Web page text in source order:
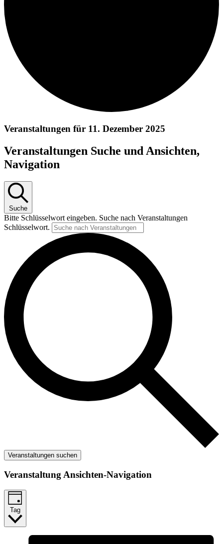
Veranstaltungen für 11. Dezember 2025
Veranstaltungen Suche und Ansichten,
Navigation
Suche
Bitte Schlüsselwort eingeben. Suche nach Veranstaltungen
Schlüsselwort.
Veranstaltungen suchen
Veranstaltung Ansichten-Navigation
Tag